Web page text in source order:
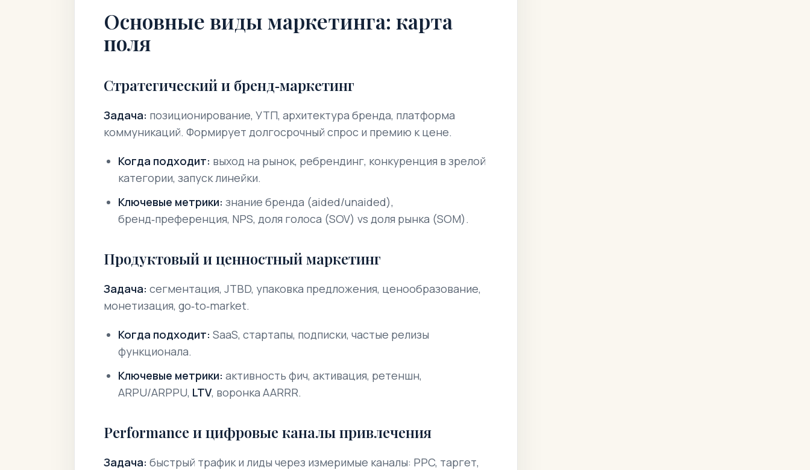
Основные виды маркетинга: карта
поля
Стратегический и бренд‑маркетинг
Задача: позиционирование, УТП, архитектура бренда, платформа
коммуникаций. Формирует долгосрочный спрос и премию к цене.
Когда подходит: выход на рынок, ребрендинг, конкуренция в зрелой
категории, запуск линейки.
Ключевые метрики: знание бренда (aided/unaided),
бренд‑преференция, NPS, доля голоса (SOV) vs доля рынка (SOM).
Продуктовый и ценностный маркетинг
Задача: сегментация, JTBD, упаковка предложения, ценообразование,
монетизация, go‑to‑market.
Когда подходит: SaaS, стартапы, подписки, частые релизы
функционала.
Ключевые метрики: активность фич, активация, ретеншн,
ARPU/ARPPU, LTV, воронка AARRR.
Performance и цифровые каналы привлечения
Задача: быстрый трафик и лиды через измеримые каналы: PPC, таргет,